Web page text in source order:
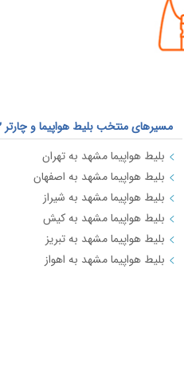
مسیرهای منتخب بلیط هواپیما و چارتر 2
بلیط هواپیما مشهد به تهران
بلیط هواپیما مشهد به اصفهان
بلیط هواپیما مشهد به شیراز
بلیط هواپیما مشهد به کیش
بلیط هواپیما مشهد به تبریز
بلیط هواپیما مشهد به اهواز